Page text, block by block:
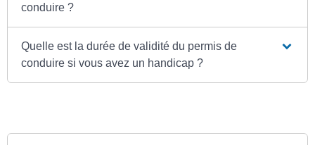
conduire ?
Quelle est la durée de validité du permis de
conduire si vous avez un handicap ?